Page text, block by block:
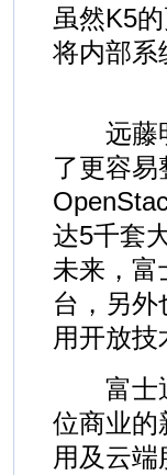
虽然K5
将内部系
远藤明
了更容
达5千套
未来，富
台，另外
用开放
富士通
位商业的
用及云